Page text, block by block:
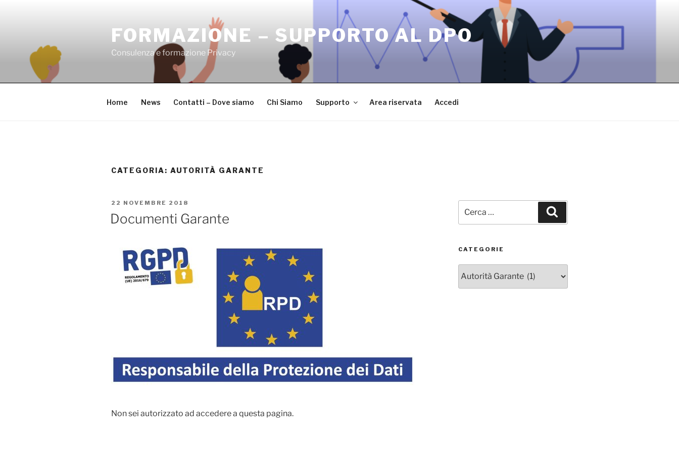
FORMAZIONE – SUPPORTO AL DPO
Consulenza e formazione Privacy
Home News Contatti – Dove siamo Chi Siamo Supporto Area riservata Accedi
CATEGORIA: AUTORITÀ GARANTE
PUBBLICATO
IL
22 NOVEMBRE 2018
Documenti Garante
Non sei autorizzato ad accedere a questa pagina.
CATEGORIE